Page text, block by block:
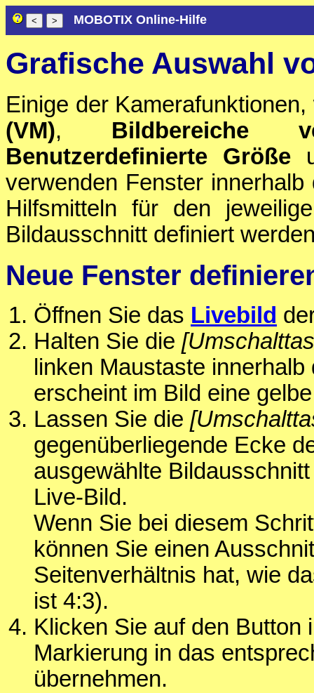
MOBOTIX Online-Hilfe
Grafische Auswahl
Einige der
(VM), Bildbereiche
Benutzerdefinierte Größe
verwenden Fenster
Hilfsmitteln für den
Bildausschnitt definiert
Neue Fenster
Öffnen Sie das Livebild
Halten Sie die
linken Maustaste
erscheint im Bild eine
Lassen Sie die
gegenüberliegende Ecke
ausgewählte
Live-Bild.
Wenn Sie bei diesem
können Sie einen
Seitenverhältnis hat, wie
ist 4:3).
Klicken Sie auf den Button
Markierung in das
übernehmen.